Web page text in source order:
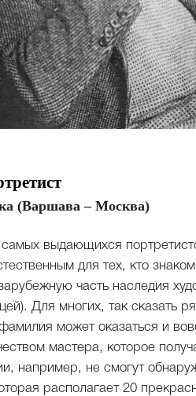
(Варшава – Москва)
выдающихся
для тех, кто
часть наследия
Для многих, так сказать
может оказаться и
мастера, которое
например, не смогут
располагает 20